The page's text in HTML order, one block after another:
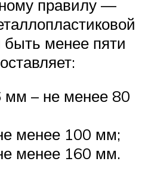
правилу —
менее пяти
– не менее 80
менее 100 мм;
менее 160 мм.